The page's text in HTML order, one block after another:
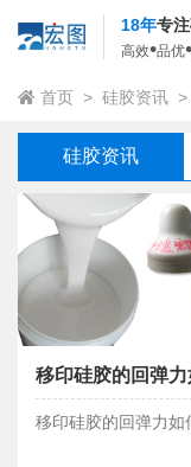
18年专
高效•品优
首页 > 硅胶资讯 >
硅胶资讯
移印硅胶的回弹力如何 ？
移印硅胶的回弹力如